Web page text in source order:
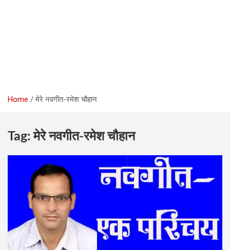
Home मेरे नवगीत-रमेश चौहान
Tag:मेरे नवगीत-रमेश चौहान